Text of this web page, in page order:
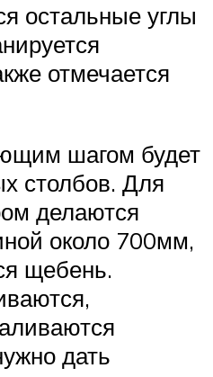
остальные углы
отмечается
шагом будет
столбов. Для
делаются
около 700мм,
щебень.
дать